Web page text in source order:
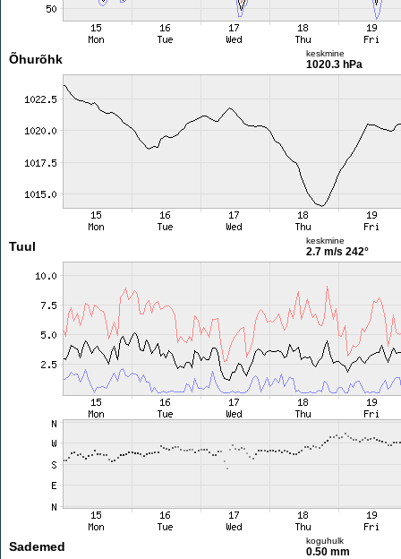
Õhurõhk keskmine
1020.3 hPa
Tuul keskmine
2.7 m/s 242°
Sademed koguhulk
0.50 mm